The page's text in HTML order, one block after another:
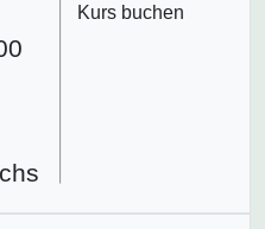
Kurs buchen